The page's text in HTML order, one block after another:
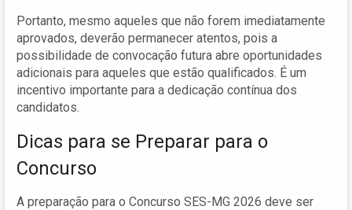
Portanto, mesmo aqueles que não forem imediatamente
aprovados, deverão permanecer atentos, pois a
possibilidade de convocação futura abre oportunidades
adicionais para aqueles que estão qualificados. É um
incentivo importante para a dedicação contínua dos
candidatos.
Dicas para se Preparar para o
Concurso
A preparação para o Concurso SES-MG 2026 deve ser